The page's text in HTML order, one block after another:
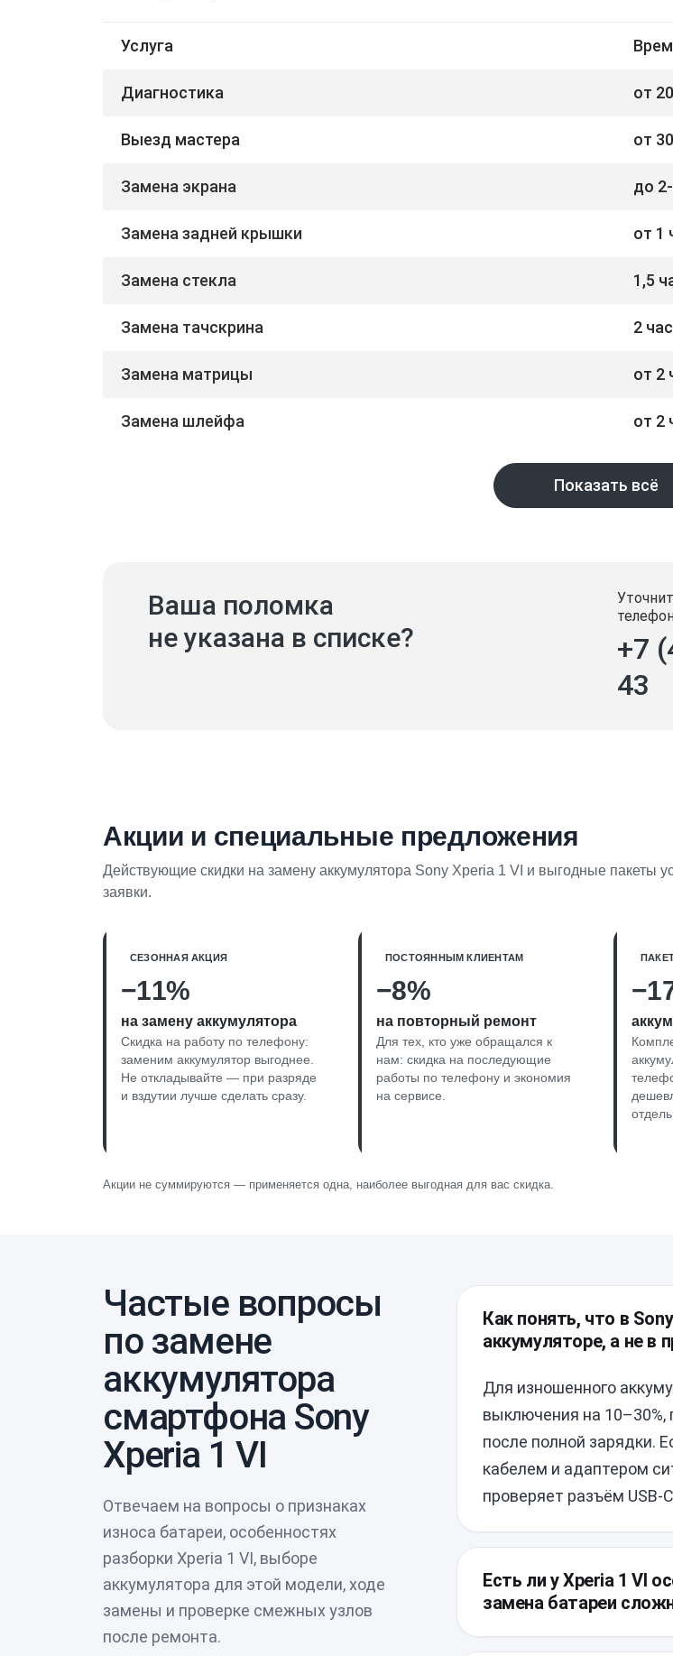
Услуга
Диагностика от
Выезд мастера от
Замена экрана до
Замена задней крышки от 1
Замена стекла 1,5
Замена тачскрина 2
Замена матрицы от 2
Замена шлейфа от 2
Показать всё
Ваша поломка
не указана в списке?
+7
43
Акции и специальные предложения
Действующие скидки на замену аккумулятора Sony Xperia 1 VI и выгодные пакеты
заявки.
СЕЗОННАЯ АКЦИЯ
−11%
на замену аккумулятора
Скидка на работу по телефону:
заменим аккумулятор выгоднее.
Не откладывайте — при разряде
и вздутии лучше сделать сразу.
ПОСТОЯННЫМ КЛИЕНТАМ
−8%
на повторный ремонт
Для тех, кто уже обращался к
нам: скидка на последующие
работы по телефону и экономия
на сервисе.
Акции не суммируются — применяется одна, наиболее выгодная для вас скидка.
Частые вопросы
по замене
аккумулятора
смартфона Sony
Xperia 1 VI
Отвечаем на вопросы о признаках
износа батареи, особенностях
разборки Xperia 1 VI, выборе
аккумулятора для этой модели, ходе
замены и проверке смежных узлов
после ремонта.
Как понять, что в
аккумуляторе, а не в
Для изношенного
выключения на 10–30%,
после полной зарядки.
кабелем и адаптером
проверяет разъём USB-
Есть ли у Xperia 1 VI
замена батареи
Да, у модели плотная